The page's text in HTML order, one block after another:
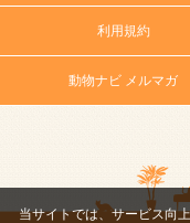
利用規約
動物ナビ メルマガ
当サイトでは、サービス向